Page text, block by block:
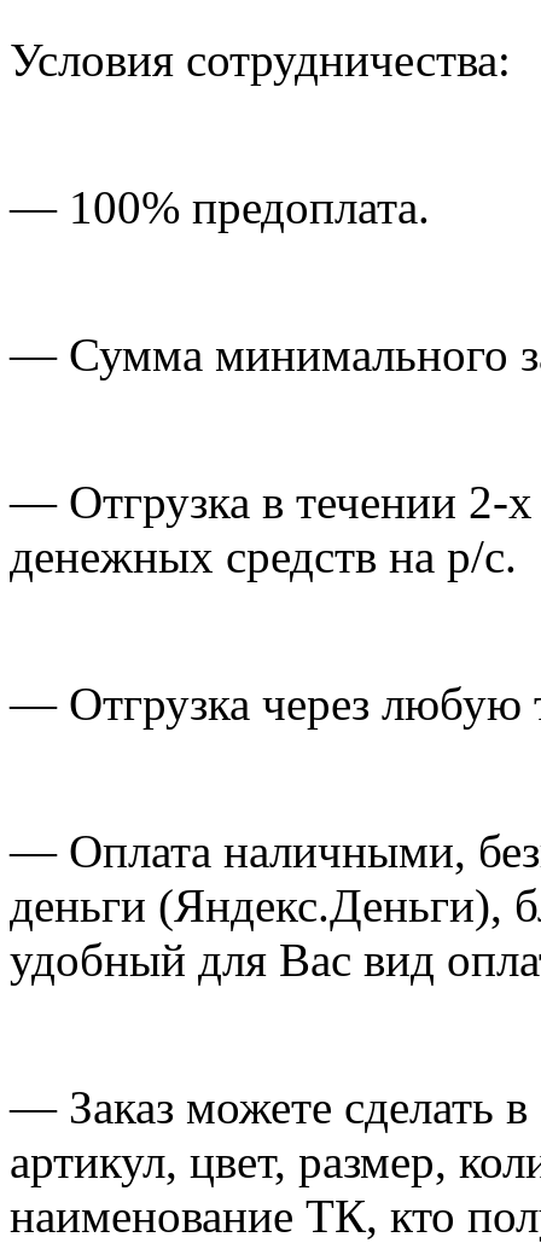
Условия сотрудничества:
— 100% предоплата.
— Сумма минимального
— Отгрузка в течении 2-
денежных средств на р/с.
— Отгрузка через любую
— Оплата наличными,
деньги (Яндекс.Деньги),
удобный для Вас вид
— Заказ можете сделать
артикул, цвет, размер,
наименование ТК, кто